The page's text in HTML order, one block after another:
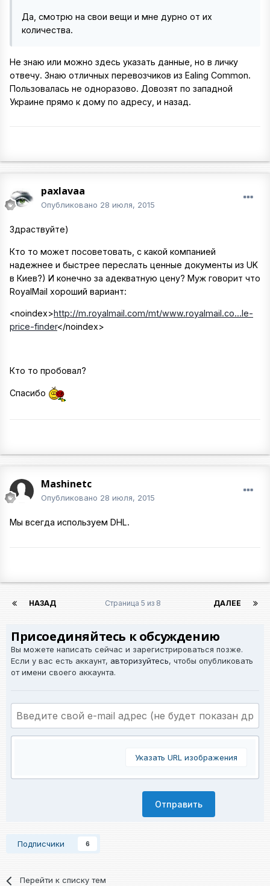
Да, смотрю на свои вещи и мне дурно от их
количества.
Не знаю или можно здесь указать данные, но в личку
отвечу. Знаю отличных перевозчиков из Ealing Common.
Пользовалась не одноразово. Довозят по западной
Украине прямо к дому по адресу, и назад.
paxlavaa
Опубликовано 28 июля, 2015
Здраствуйте)
Кто то может посоветовать, с какой компанией
надежнее и быстрее переслать ценные документы из UK
в Киев?) И конечно за адекватную цену? Муж говорит что
RoyalMail хороший вариант:
<noindex>http://m.royalmail.com/mt/www.royalmail.co...le-
price-finder</noindex>
Кто то пробовал?
Спасибо
Mashinetc
Опубликовано 28 июля, 2015
Мы всегда используем DHL.
НАЗАД ДАЛЕЕ
Страница 5 из 8
Присоединяйтесь к обсуждению
Вы можете написать сейчас и зарегистрироваться позже.
Если у вас есть аккаунт, авторизуйтесь, чтобы опубликовать
от имени своего аккаунта.
Указать URL изображения
Отправить
Подписчики 6
Перейти к списку тем